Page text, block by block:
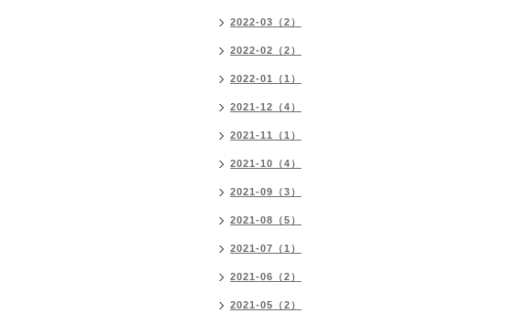
2022-03（2）
2022-02（2）
2022-01（1）
2021-12（4）
2021-11（1）
2021-10（4）
2021-09（3）
2021-08（5）
2021-07（1）
2021-06（2）
2021-05（2）